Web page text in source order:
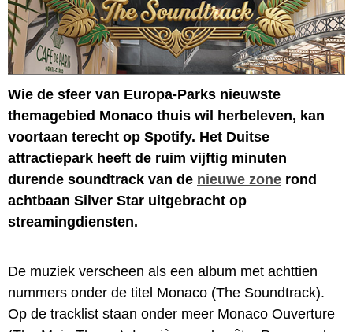
Wie de sfeer van Europa-Parks nieuwste
themagebied Monaco thuis wil herbeleven, kan
voortaan terecht op Spotify. Het Duitse
attractiepark heeft de ruim vijftig minuten
durende soundtrack van de nieuwe zone rond
achtbaan Silver Star uitgebracht op
streamingdiensten.
De muziek verscheen als een album met achttien
nummers onder de titel Monaco (The Soundtrack).
Op de tracklist staan onder meer Monaco Ouverture